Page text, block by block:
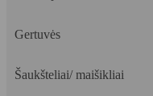
Gertuvės
Šaukšteliai/ maišikliai